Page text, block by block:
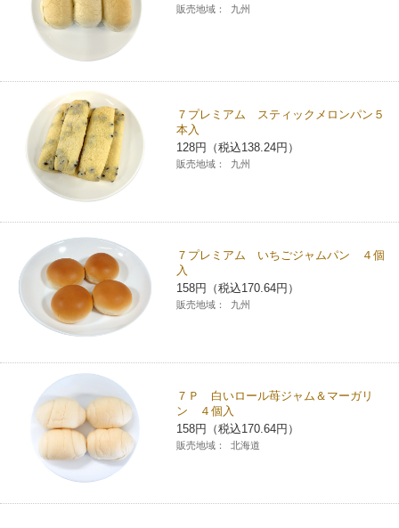
自転車シェアリング（店舗限定）
モバイルWi-Fiバッテリーシェアリング（店舗限定）
荷物預かりサービス「ecbocloakエクボクローク」（店舗限定）
パウダースペース ラブン（店舗限定）
ソフトバンクギフト
セブン-イレブンの歴史
販売地域： 九州
７プレミアム スティックメロンパン５
本入
128円（税込138.24円）
販売地域： 九州
７プレミアム いちごジャムパン ４個
入
158円（税込170.64円）
販売地域： 九州
７Ｐ 白いロール苺ジャム＆マーガリ
ン ４個入
158円（税込170.64円）
販売地域： 北海道